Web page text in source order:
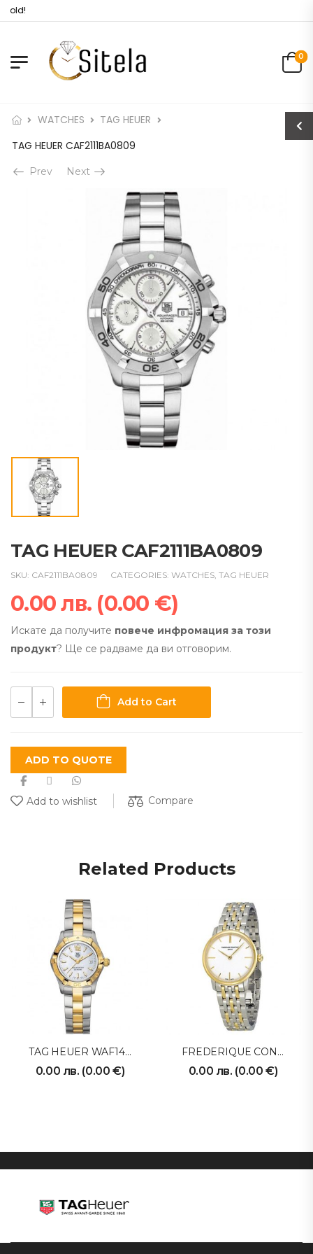
0
WATCHES
TAG HEUER
TAG HEUER CAF2111BA0809
Prev Next
TAG HEUER CAF2111BA0809
SKU: CAF2111BA0809 CATEGORIES: WATCHES, TAG HEUER
0.00лв. (0.00 €)
Искате да получите повече инфромация за този
продукт? Ще се радваме да ви отговорим.
Add to Cart
ADD TO QUOTE
Add to wishlist Compare
Related Products
TAG HEUER WAF1425BB0814
0.00 лв. (0.00 €)
FREDERIQUE CONSTANT
0.00 лв. (0.00 €)